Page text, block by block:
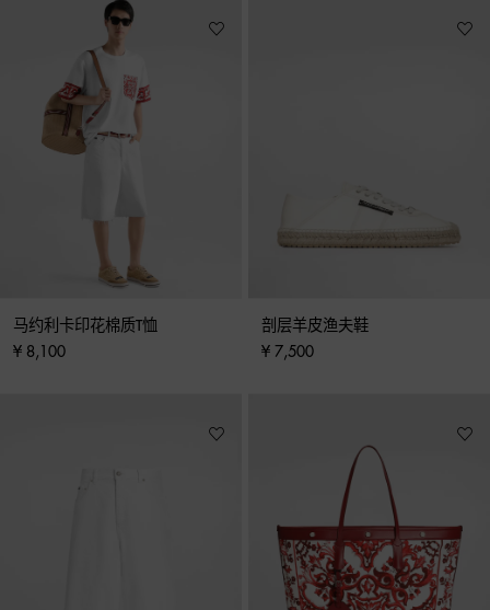
马约利卡印花棉质T恤
¥ 8,100
剖层羊皮渔夫鞋
¥ 7,500